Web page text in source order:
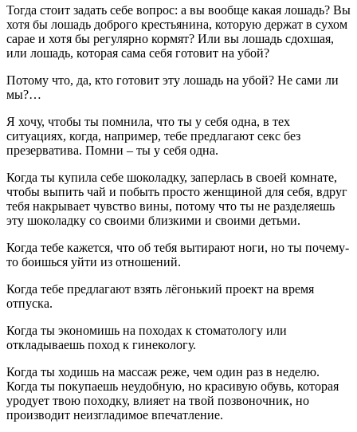
Тогда стоит задать себе вопрос: а вы вообще какая лошадь? Вы
хотя бы лошадь доброго крестьянина, которую держат в сухом
сарае и хотя бы регулярно кормят? Или вы лошадь сдохшая,
или лошадь, которая сама себя готовит на убой?
Потому что, да, кто готовит эту лошадь на убой? Не сами ли
мы?…
Я хочу, чтобы ты помнила, что ты у себя одна, в тех
ситуациях, когда, например, тебе предлагают секс без
презерватива. Помни – ты у себя одна.
Когда ты купила себе шоколадку, заперлась в своей комнате,
чтобы выпить чай и побыть просто женщиной для себя, вдруг
тебя накрывает чувство вины, потому что ты не разделяешь
эту шоколадку со своими близкими и своими детьми.
Когда тебе кажется, что об тебя вытирают ноги, но ты почему-
то боишься уйти из отношений.
Когда тебе предлагают взять лёгонький проект на время
отпуска.
Когда ты экономишь на походах к стоматологу или
откладываешь поход к гинекологу.
Когда ты ходишь на массаж реже, чем один раз в неделю.
Когда ты покупаешь неудобную, но красивую обувь, которая
уродует твою походку, влияет на твой позвоночник, но
производит неизгладимое впечатление.